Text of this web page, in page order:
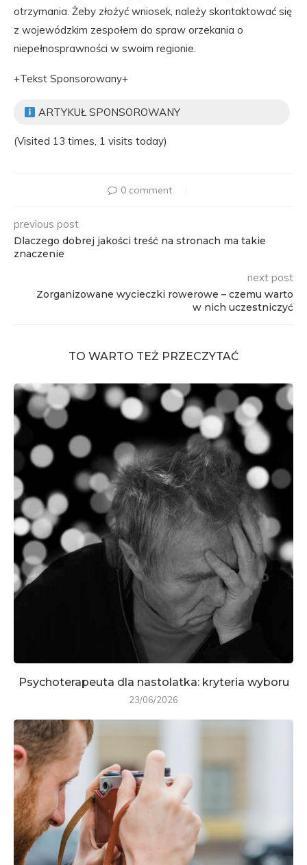
otrzymania. Żeby złożyć wniosek, należy skontaktować się
z wojewódzkim zespołem do spraw orzekania o
niepełnosprawności w swoim regionie.
+Tekst Sponsorowany+
ARTYKUŁ SPONSOROWANY
(Visited 13 times, 1 visits today)
0 comment
previous post
Dlaczego dobrej jakości treść na stronach ma takie
znaczenie
next post
Zorganizowane wycieczki rowerowe – czemu warto
w nich uczestniczyć
TO WARTO TEŻ PRZECZYTAĆ
Psychoterapeuta dla nastolatka: kryteria wyboru
23/06/2026